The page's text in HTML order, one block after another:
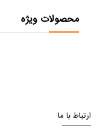
محصولات ویژه
ارتباط با ما